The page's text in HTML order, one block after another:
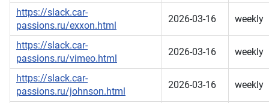
https://slack.car-
passions.ru/exxon.html
2026-03-16 weekly
https://slack.car-
passions.ru/vimeo.html
2026-03-16 weekly
https://slack.car-
passions.ru/johnson.html
2026-03-16 weekly